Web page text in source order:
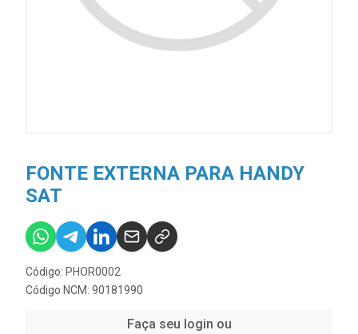
FONTE EXTERNA PARA HANDY
SAT
Código: PHOR0002
Código NCM: 90181990
Faça seu login ou